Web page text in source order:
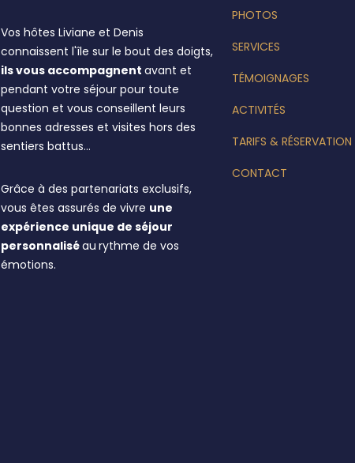
Vos hôtes Liviane et Denis
connaissent l'île sur le bout des doigts,
ils vous accompagnentavant et
pendant votre séjour pour toute
question et vous conseillent leurs
bonnes adresses et visites hors des
sentiers battus…
Grâce à des partenariats exclusifs,
vous êtes assurés de vivre une
expérience unique de séjour
personnaliséau rythme de vos
émotions.
PHOTOS
SERVICES
TÉMOIGNAGES
ACTIVITÉS
TARIFS & RÉSERVATION
CONTACT